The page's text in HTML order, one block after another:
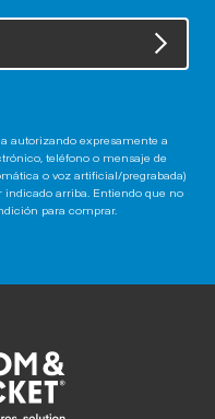
autorizando expresamente a
teléfono o mensaje de
o voz artificial/pregrabada)
arriba. Entiendo que no
para comprar.